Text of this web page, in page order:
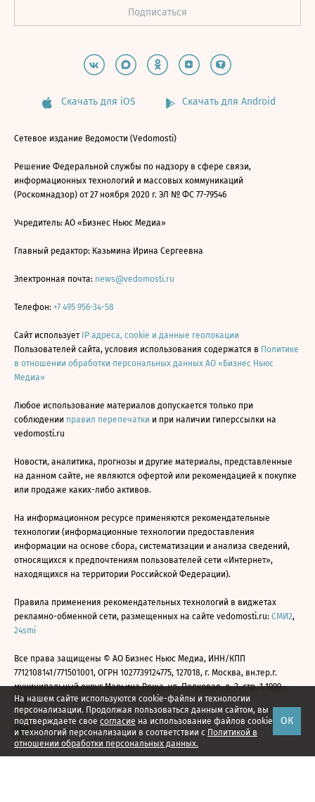
На нашем сайте используются cookie-файлы и технологии
персонализации. Продолжая пользоваться данным сайтом, вы
подтверждаете свое согласие на использование файлов cookie
и технологий персонализации в соответствии с Политикой в
отношении обработки персональных данных.
ОК
Скачать для iOS Скачать для Android
Сетевое издание Ведомости (Vedomosti)
Решение Федеральной службы по надзору в сфере связи,
информационных технологий и массовых коммуникаций
(Роскомнадзор) от 27 ноября 2020 г. ЭЛ № ФС 77-79546
Учредитель: АО «Бизнес Ньюс Медиа»
Главный редактор: Казьмина Ирина Сергеевна
Электронная почта: news@vedomosti.ru
Телефон: +7 495 956-34-58
Сайт использует IP адреса, cookie и данные геолокации
Пользователей сайта, условия использования содержатся в Политике
в отношении обработки персональных данных АО «Бизнес Ньюс
Медиа»
Любое использование материалов допускается только при
соблюдении правил перепечатки и при наличии гиперссылки на
vedomosti.ru
Новости, аналитика, прогнозы и другие материалы, представленные
на данном сайте, не являются офертой или рекомендацией к покупке
или продаже каких-либо активов.
На информационном ресурсе применяются рекомендательные
технологии (информационные технологии предоставления
информации на основе сбора, систематизации и анализа сведений,
относящихся к предпочтениям пользователей сети «Интернет»,
находящихся на территории Российской Федерации).
Правила применения рекомендательных технологий в виджетах
рекламно-обменной сети, размещенных на сайте vedomosti.ru: СМИ2,
24smi
Все права защищены © АО Бизнес Ньюс Медиа, ИНН/КПП
7712108141/771501001, ОГРН 1027739124775, 127018, г. Москва, вн.тер.г.
муниципальный округ Марьина Роща, ул. Полковая, д. 3, стр. 1 1999—
2026